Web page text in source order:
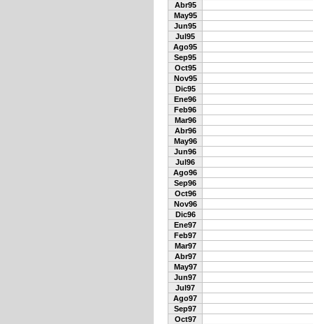
Abr95
May95
Jun95
Jul95
Ago95
Sep95
Oct95
Nov95
Dic95
Ene96
Feb96
Mar96
Abr96
May96
Jun96
Jul96
Ago96
Sep96
Oct96
Nov96
Dic96
Ene97
Feb97
Mar97
Abr97
May97
Jun97
Jul97
Ago97
Sep97
Oct97